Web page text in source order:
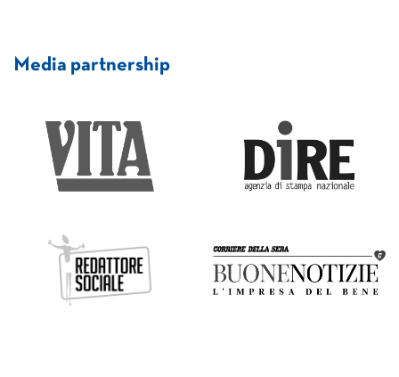
Media partnership